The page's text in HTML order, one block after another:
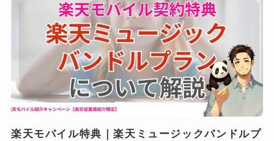
楽天モバイル特典｜楽天ミュージックバンドルプ